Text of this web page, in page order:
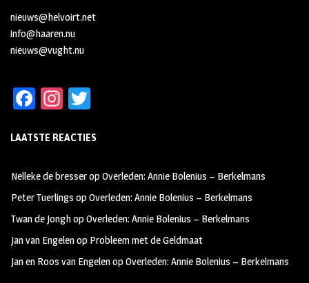
nieuws@helvoirt.net
info@haaren.nu
nieuws@vught.nu
Fa
b
oo
k
In
ag
m
tt
LAATSTE REACTIES
Nelleke de bresseropOverleden: Annie Bolenius – Berkelmans
Peter Tuerlings opOverleden: Annie Bolenius – Berkelmans
Twan de JonghopOverleden: Annie Bolenius – Berkelmans
Jan van Engelenop Probleem met de Geldmaat
Jan en Roos van EngelenopOverleden: Annie Bolenius – Berkelmans